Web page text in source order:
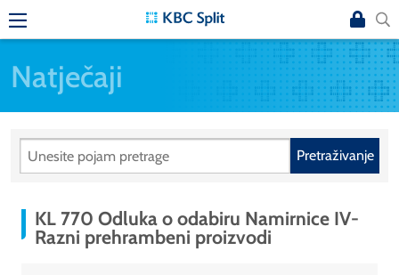
Natječaji
Pretraživanje
KL 770 Odluka o odabiru Namirnice IV-
Razni prehrambeni proizvodi